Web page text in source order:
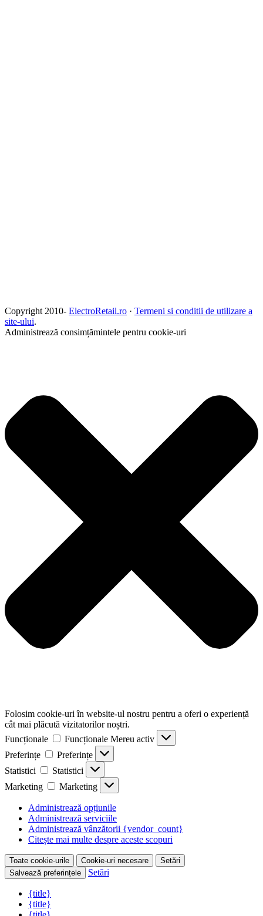
Copyright 2010- ElectroRetail.ro · Termeni si conditii de utilizare a
site-ului.
Administrează consimțămintele pentru cookie-uri
Folosim cookie-uri în website-ul nostru pentru a oferi o experiență
cât mai plăcută vizitatorilor noștri.
Funcționale
Funcționale Mereu activ
Preferințe
Preferințe
Statistici
Statistici
Marketing
Marketing
Administrează opțiunile
Administrează serviciile
Administrează vânzătorii {vendor_count}
Citește mai multe despre aceste scopuri
Toate cookie-urile Cookie-uri necesare
Setări
Salvează preferințele
Setări
{title}
{title}